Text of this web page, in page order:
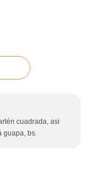
cuadrada, asi
guapa, bs.